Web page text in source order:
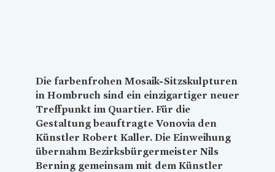
Die farbenfrohen Mosaik-Sitzskulpturen
in Hombruch sind ein einzigartiger neuer
Treffpunkt im Quartier. Für die
Gestaltung beauftragte Vonovia den
Künstler Robert Kaller. Die Einweihung
übernahm Bezirksbürgermeister Nils
Berning gemeinsam mit dem Künstler